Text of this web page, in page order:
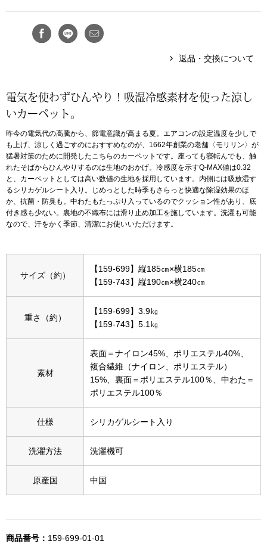
BOGARD 最新号はこちら
ランド
すべて見る
パンツ／スラ
その他
ルーム･アン
アンダーウェア
その他
トートバッグ
返品・交換について
電気を使わずひんやり！吸湿冷感素材を使った涼し
いカーペット。
昨今の電気代の高騰から、節電意識が高まる夏。エアコンの設定温度を少しで
も上げ、涼しく過ごすのにおすすめなのが、1662年創業の老舗〈モリリン〉が
猛暑対策のために開発したこちらのカーペットです。座っても寝転んでも、触
れたそばからひんやりするのは生地のおかげ。冷感度を示すQ-MAX値は0.32
と、カーペットとしては高い数値の生地を採用しています。内側には吸放湿す
るシリカゲルシート入り。じめっとした時季もさらっと快適な除湿効果のほ
か、抗菌・防臭も。中わたもたっぷり入っているのでクッション性があり、底
付き感も少ない。裏地の不織布には滑り止め加工を施しています。洗濯も可能
なので、汗をかく季節、清潔にお使いいただけます。
サイズ（約）
【159-699】縦185㎝×横185㎝
【159-743】縦190㎝×横240㎝
重さ（約）
【159-699】3.9㎏
【159-743】5.1㎏
素材
表面＝ナイロン45%、ポリエステル40%、
複合繊維（ナイロン、ポリエステル）
15%、裏面＝ポリエステル100％、中わた＝
ポリエステル100％
仕様 シリカゲルシート入り
洗濯方法 洗濯機可
原産国 中国
商品番号： 159-699-01-01